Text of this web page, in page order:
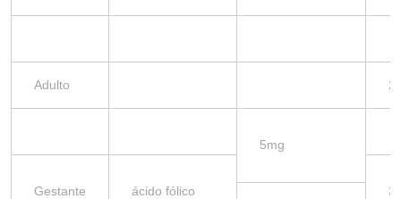
Adulto
5mg
Gestante ácido fólico